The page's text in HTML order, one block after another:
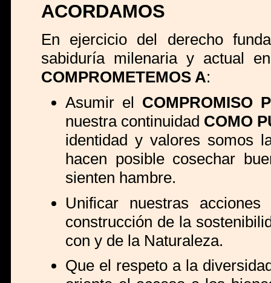
ACORDAMOS
En ejercicio del derecho
sabiduría milenaria y actual
COMPROMETEMOS A:
Asumir el COMPROMISO
nuestra continuidad COMO
identidad y valores somos
hacen posible cosechar
sienten hambre.
Unificar nuestras
construcción de la
con y de la Naturaleza.
Que el respeto a la